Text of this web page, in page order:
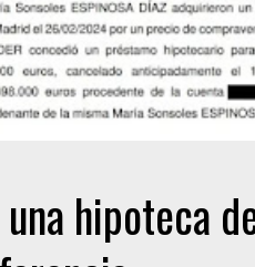
hipoteca